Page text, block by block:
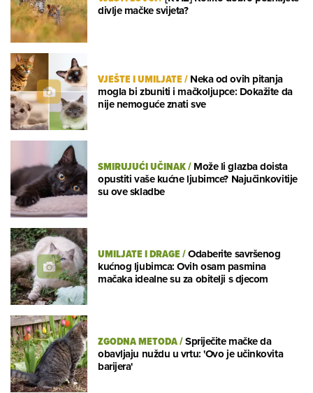
divlje mačke svijeta?
VJEŠTE I UMILJATE/Neka od ovih pitanja
mogla bi zbuniti i mačkoljupce: Dokažite da
nije nemoguće znati sve
SMIRUJUĆI UČINAK/Može li glazba doista
opustiti vaše kućne ljubimce? Najučinkovitije
su ove skladbe
UMILJATE I DRAGE/Odaberite savršenog
kućnog ljubimca: Ovih osam pasmina
mačaka idealne su za obitelji s djecom
ZGODNA METODA/Spriječite mačke da
obavljaju nuždu u vrtu: 'Ovo je učinkovita
barijera'